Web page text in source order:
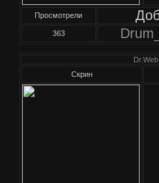
Просмотрели
363
Скрин